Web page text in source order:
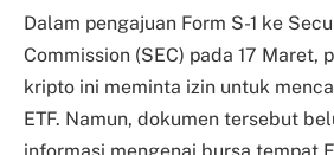
Dalam pengajuan Form S-1 ke
Commission (SEC) pada 17 Maret,
kripto ini meminta izin untuk
ETF. Namun, dokumen tersebut
informasi mengenai bursa tempat